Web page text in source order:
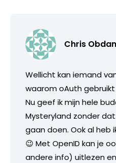
Chris
Wellicht kan iemand
waarom oAuth
Nu geef ik mijn hele
Mysteryland zonder
gaan doen. Ook al heb
😉 Met OpenID kan je
andere info) uitlezen